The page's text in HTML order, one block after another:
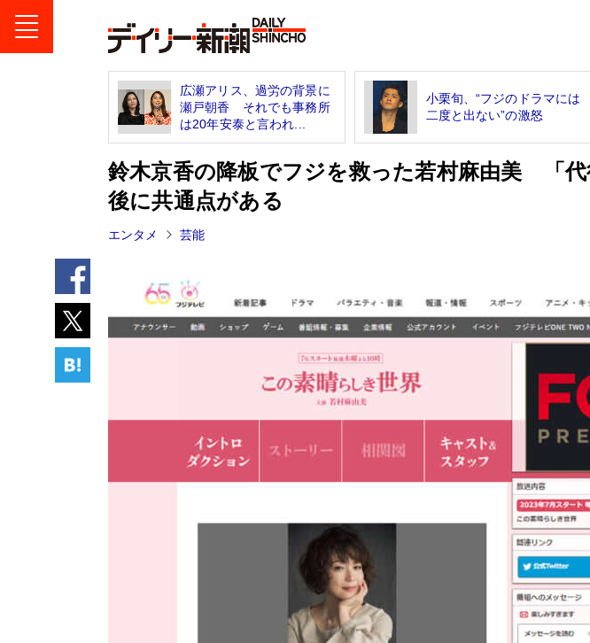
広瀬アリス、過労の背景に
瀬戸朝香 それでも事務所
は20年安泰と言われ...
小栗旬、“フジのドラマには
二度と出ない”の激怒
鈴木京香の降板でフジを救った若村麻由美 「
後に共通点がある
エンタメ 芸能